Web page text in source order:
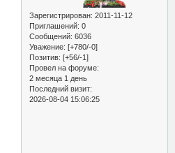
Зарегистрирован: 2011-11-12
Приглашений: 0
Сообщений: 6036
Уважение: [+780/-0]
Позитив: [+56/-1]
Провел на форуме:
2 месяца 1 день
Последний визит:
2026-08-04 15:06:25